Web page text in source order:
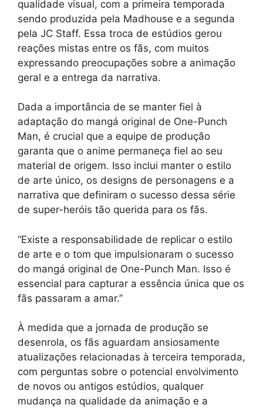
qualidade visual, com a primeira temporada
sendo produzida pela Madhouse e a segunda
pela JC Staff. Essa troca de estúdios gerou
reações mistas entre os fãs, com muitos
expressando preocupações sobre a animação
geral e a entrega da narrativa.
Dada a importância de se manter fiel à
adaptação do mangá original de One-Punch
Man, é crucial que a equipe de produção
garanta que o anime permaneça fiel ao seu
material de origem. Isso inclui manter o estilo
de arte único, os designs de personagens e a
narrativa que definiram o sucesso dessa série
de super-heróis tão querida para os fãs.
“Existe a responsabilidade de replicar o estilo
de arte e o tom que impulsionaram o sucesso
do mangá original de One-Punch Man. Isso é
essencial para capturar a essência única que os
fãs passaram a amar.”
À medida que a jornada de produção se
desenrola, os fãs aguardam ansiosamente
atualizações relacionadas à terceira temporada,
com perguntas sobre o potencial envolvimento
de novos ou antigos estúdios, qualquer
mudança na qualidade da animação e a